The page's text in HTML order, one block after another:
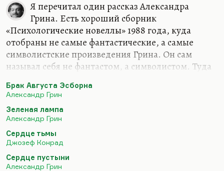
Я перечитал один рассказ Александра
Грина. Есть хороший сборник
«Психологические новеллы» 1988 года, куда
отобраны не самые фантастические, а самые
символистские произведения Грина. Он сам
называл себя не фантастом, а символистом. Туда
«Брака Августа Эсборна». И вот там есть такой
рассказ, совершенно я его не помнил. Может
быть, я его не читал вовсе. «Элда и Анготэя». Этот
рассказ меня потряс абсолютно, меня глубоко
перепахал. Я мог бы в порядке эксперимента
рассказать его завязку, чтобы посмотреть, как вы
будете его продолжать.
Брак Августа Эсборна
Александр Грин
Зеленая лампа
Александр Грин
Сердце тьмы
Джозеф Конрад
Сердце пустыни
Александр Грин